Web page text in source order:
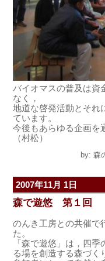
バイオマスの普及は資
なく，
地道な啓発活動とそれ
ています。
今後もあらゆる企画を
（村松）
by: 森
2007年11月 1日
森で遊悠 第１回
のんき工房との共催で
た。
「森で遊悠」は，四
る場を創造する森づく